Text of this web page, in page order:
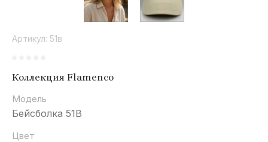
Артикул: 51в
Коллекция Flamenco
Модель
Бейсболка 51B
Цвет